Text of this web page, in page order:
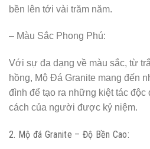
bền lên tới vài trăm năm.
– Màu Sắc Phong Phú:
Với sự đa dạng về màu sắc, từ
hồng, Mộ Đá Granite mang đến
đình để tạo ra những kiệt tác độc
cách của người được kỷ niệm.
2. Mộ đá Granite – Độ Bền Cao: